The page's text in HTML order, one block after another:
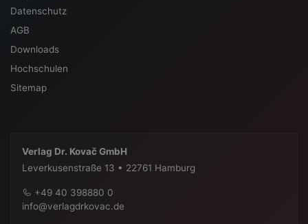
Datenschutz
AGB
Downloads
Hochschulen
Sitemap
Verlag Dr. Kovač GmbH
Leverkusenstraße 13 • 22761 Hamburg
+49 40 398880 0
info@verlagdrkovac.de